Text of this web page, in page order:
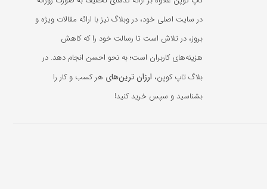
در سایت اصلی خود، در وبلاگ نیز با ارائه مقالات ویژه و
بروز، در تلاش است تا رسالت خود را که کاهش
هزینه‌های کاربران است؛ به نحو احسن انجام دهد. در
بلاگ تاپ کوپن، ارزان ترین‌های هر کسب و کار را
بشناسید و سپس خرید کنید!